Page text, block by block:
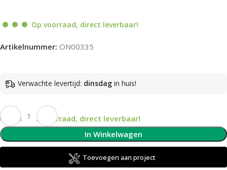
Op voorraad, direct leverbaar!
Artikelnummer: ON00335
Verwachte levertijd: dinsdag in huis!
Op voorraad, direct leverbaar!
In Winkelwagen
Toevoegen aan project